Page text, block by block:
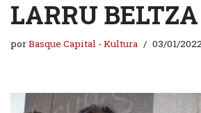
LARRU
porBasque Capital - Kultura 03/01/2022